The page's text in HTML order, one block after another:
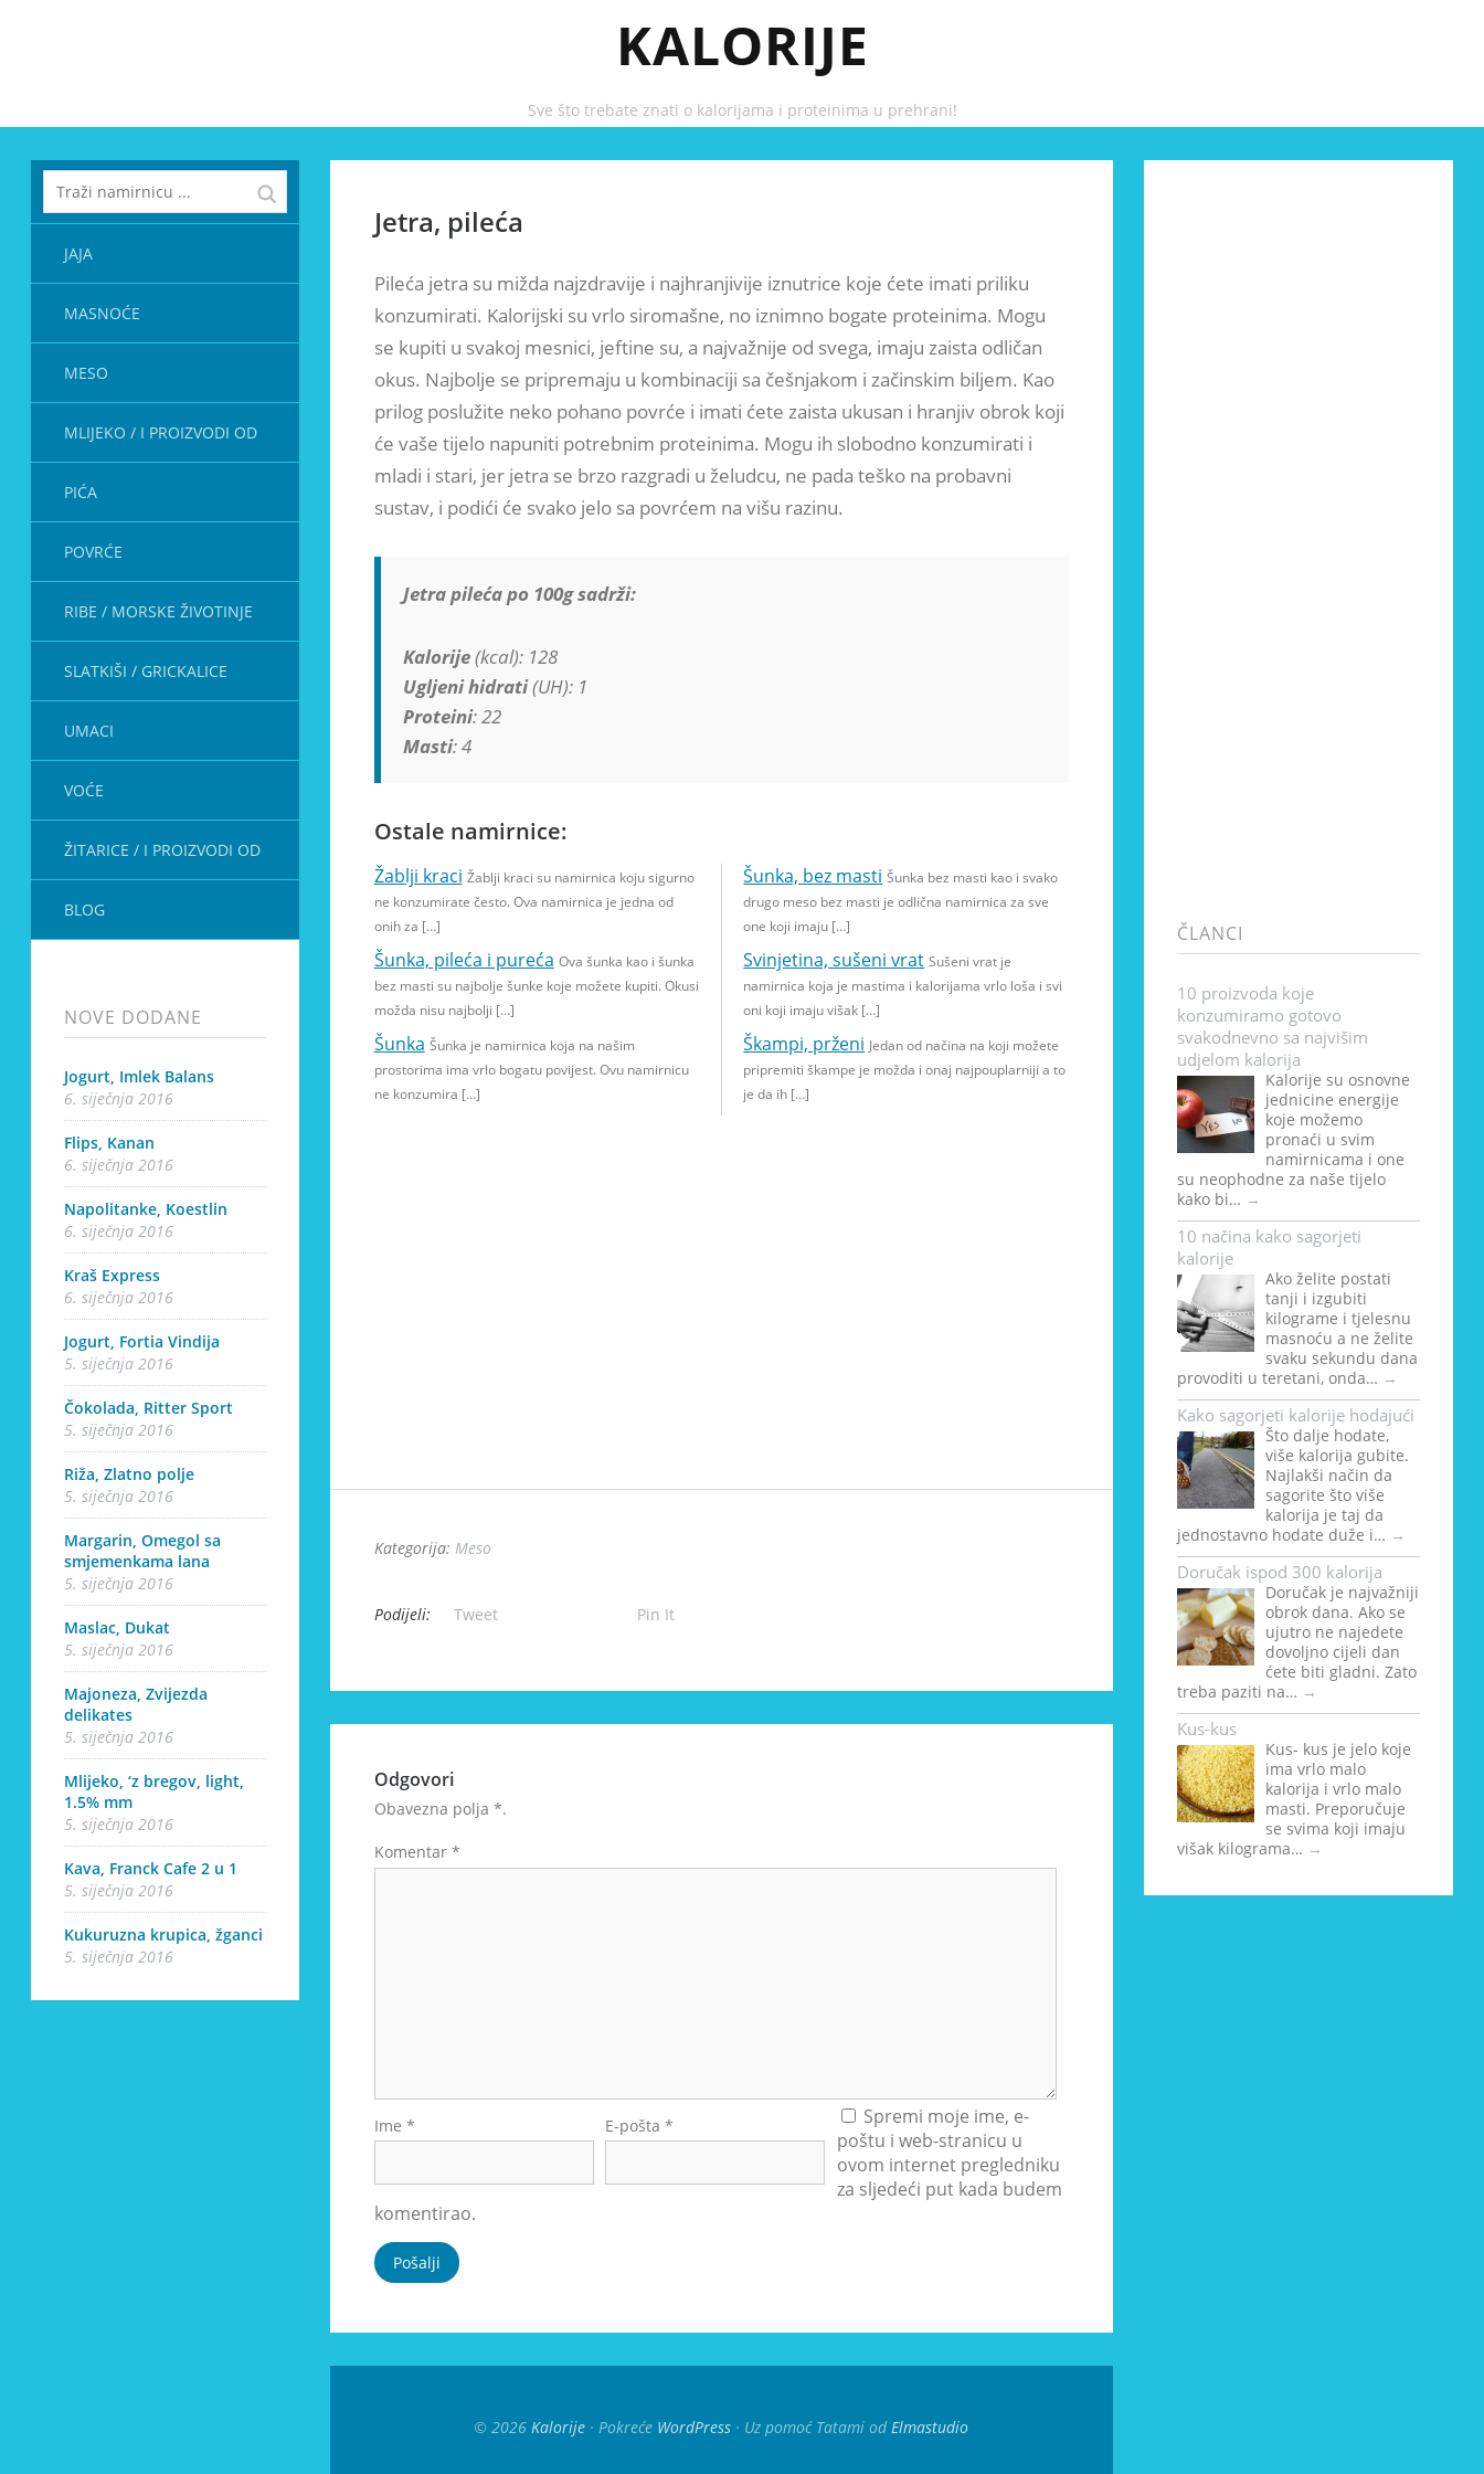
KALORIJE
Sve što trebate znati o kalorijama i proteinima u prehrani!
JAJA
MASNOĆE
MESO
MLIJEKO / I PROIZVODI OD
PIĆA
POVRĆE
RIBE / MORSKE ŽIVOTINJE
SLATKIŠI / GRICKALICE
UMACI
VOĆE
ŽITARICE / I PROIZVODI OD
BLOG
NOVE DODANE
Jogurt, Imlek Balans
6. siječnja 2016
Flips, Kanan
6. siječnja 2016
Napolitanke, Koestlin
6. siječnja 2016
Kraš Express
6. siječnja 2016
Jogurt, Fortia Vindija
5. siječnja 2016
Čokolada, Ritter Sport
5. siječnja 2016
Riža, Zlatno polje
5. siječnja 2016
Margarin, Omegol sa
smjemenkama lana
5. siječnja 2016
Maslac, Dukat
5. siječnja 2016
Majoneza, Zvijezda
delikates
5. siječnja 2016
Mlijeko, ‘z bregov, light,
1.5% mm
5. siječnja 2016
Kava, Franck Cafe 2 u 1
5. siječnja 2016
Kukuruzna krupica, žganci
5. siječnja 2016
Jetra, pileća
Pileća jetra su mižda najzdravije i najhranjivije iznutrice koje ćete imati priliku
konzumirati. Kalorijski su vrlo siromašne, no iznimno bogate proteinima. Mogu
se kupiti u svakoj mesnici, jeftine su, a najvažnije od svega, imaju zaista odličan
okus. Najbolje se pripremaju u kombinaciji sa češnjakom i začinskim biljem. Kao
prilog poslužite neko pohano povrće i imati ćete zaista ukusan i hranjiv obrok koji
će vaše tijelo napuniti potrebnim proteinima. Mogu ih slobodno konzumirati i
mladi i stari, jer jetra se brzo razgradi u želudcu, ne pada teško na probavni
sustav, i podići će svako jelo sa povrćem na višu razinu.
Jetra pileća po 100g sadrži:
Kalorije(kcal): 128
Ugljeni hidrati(UH): 1
Proteini: 22
Masti: 4
Ostale namirnice:
Žablji kraci Žablji kraci su namirnica koju sigurno
ne konzumirate često. Ova namirnica je jedna od
onih za […]
Šunka, pileća i pureća Ova šunka kao i šunka
bez masti su najbolje šunke koje možete kupiti. Okusi
možda nisu najbolji […]
Šunka Šunka je namirnica koja na našim
prostorima ima vrlo bogatu povijest. Ovu namirnicu
ne konzumira […]
Šunka, bez masti Šunka bez masti kao i svako
drugo meso bez masti je odlična namirnica za sve
one koji imaju […]
Svinjetina, sušeni vrat Sušeni vrat je
namirnica koja je mastima i kalorijama vrlo loša i svi
oni koji imaju višak […]
Škampi, prženi Jedan od načina na koji možete
pripremiti škampe je možda i onaj najpouplarniji a to
je da ih […]
Kategorija: Meso
Podijeli: Tweet Pin It
Odgovori
Obavezna polja *.
Komentar *
Ime * E-pošta*
Spremi moje ime, e-
poštu i web-stranicu u
ovom internet pregledniku
za sljedeći put kada budem
komentirao.
© 2026Kalorije Pokreće WordPress Uz pomoć Tatami odElmastudio
ČLANCI
10 proizvoda koje
konzumiramo gotovo
svakodnevno sa najvišim
udjelom kalorija
Kalorije su osnovne
jednicine energije
koje možemo
pronaći u svim
namirnicama i one
su neophodne za naše tijelo
kako bi… →
10 načina kako sagorjeti
kalorije
Ako želite postati
tanji i izgubiti
kilograme i tjelesnu
masnoću a ne želite
svaku sekundu dana
provoditi u teretani, onda… →
Kako sagorjeti kalorije hodajući
Što dalje hodate,
više kalorija gubite.
Najlakši način da
sagorite što više
kalorija je taj da
jednostavno hodate duže i… →
Doručak ispod 300 kalorija
Doručak je najvažniji
obrok dana. Ako se
ujutro ne najedete
dovoljno cijeli dan
ćete biti gladni. Zato
treba paziti na… →
Kus-kus
Kus- kus je jelo koje
ima vrlo malo
kalorija i vrlo malo
masti. Preporučuje
se svima koji imaju
višak kilograma… →